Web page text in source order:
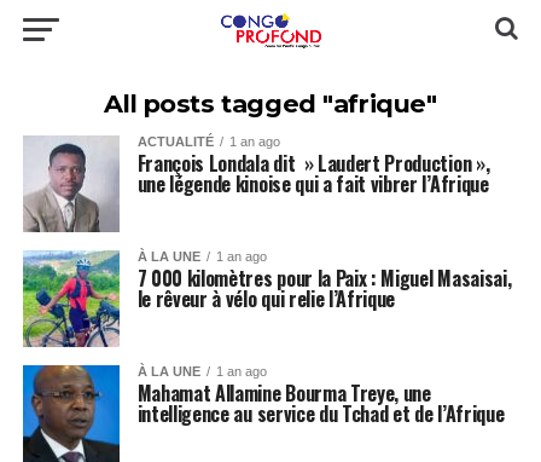
All posts tagged "afrique"
ACTUALITÉ 1 an ago
François Londala dit » Laudert Production »,
une légende kinoise qui a fait vibrer l’Afrique
À LA UNE 1 an ago
7 000 kilomètres pour la Paix : Miguel Masaisai,
le rêveur à vélo qui relie l’Afrique
À LA UNE 1 an ago
Mahamat Allamine Bourma Treye, une
intelligence au service du Tchad et de l’Afrique